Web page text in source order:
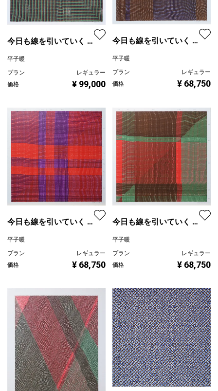
今日も線を引いていく ・
交互に使用する
平子暖
プラン
レギュラー
価格
¥ 99,000
今日も線を引いていく ・
とに2色を交互に使用す
る
平子暖
プラン
レギュラー
価格
¥ 68,750
今日も線を引いていく ・
日ごとに縦横を変えて使
用する
平子暖
プラン
レギュラー
価格
¥ 68,750
今日も線を引いていく ・
ペアを日ごとに交互に使
用する
平子暖
プラン
レギュラー
価格
¥ 68,750